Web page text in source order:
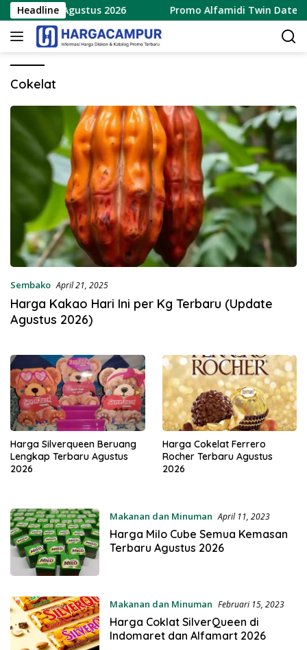
Langsung
ke
konten
Headline
8 – 9 Agustus 2026 Promo Alfamidi Twin Date 8.8
Cokelat
Sembako April 21, 2025
Harga Kakao Hari Ini per Kg Terbaru (Update
Agustus 2026)
Harga Silverqueen Beruang
Lengkap Terbaru Agustus
2026
Harga Cokelat Ferrero
Rocher Terbaru Agustus
2026
Makanan dan Minuman April 11, 2023
Harga Milo Cube Semua Kemasan
Terbaru Agustus 2026
Makanan dan Minuman Februari 15, 2023
Harga Coklat SilverQueen di
Indomaret dan Alfamart 2026